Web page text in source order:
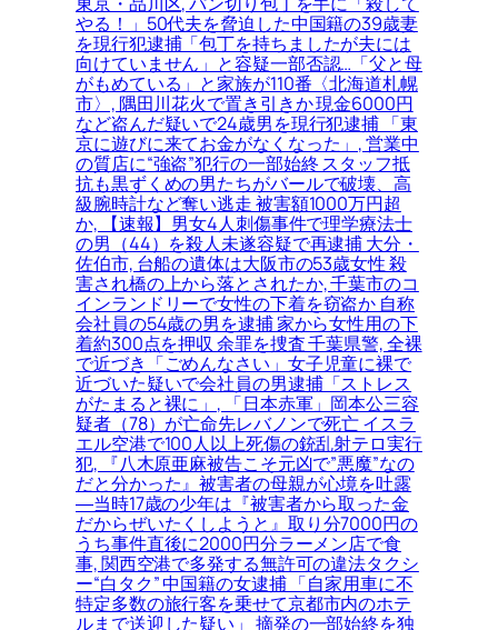
やる！」50代夫を脅迫した中国籍の39歳妻
を現行犯逮捕「包丁を持ちましたが夫には
向けていません」と容疑一部否認…「父と母
がもめている」と家族が110番〈北海道札幌
市〉, 隅田川花火で置き引きか 現金6000円
など盗んだ疑いで24歳男を現行犯逮捕 「東
京に遊びに来てお金がなくなった」, 営業中
の質店に“強盗”犯行の一部始終 スタッフ抵
抗も黒ずくめの男たちがバールで破壊、高
級腕時計など奪い逃走 被害額1000万円超
か, 【速報】男女4人刺傷事件で理学療法士
の男（44）を殺人未遂容疑で再逮捕 大分・
佐伯市, 台船の遺体は大阪市の53歳女性 殺
害され橋の上から落とされたか, 千葉市のコ
インランドリーで女性の下着を窃盗か 自称
会社員の54歳の男を逮捕 家から女性用の下
着約300点を押収 余罪を捜査 千葉県警, 全裸
で近づき「ごめんなさい」女子児童に裸で
近づいた疑いで会社員の男逮捕「ストレス
がたまると裸に」, 「日本赤軍」岡本公三容
疑者（78）が亡命先レバノンで死亡 イスラ
エル空港で100人以上死傷の銃乱射テロ実行
犯, 『八木原亜麻被告こそ元凶で”悪魔”なの
だと分かった』被害者の母親が心境を吐露
―当時17歳の少年は『被害者から取った金
だからぜいたくしようと』取り分7000円の
うち事件直後に2000円分ラーメン店で食
事, 関西空港で多発する無許可の違法タクシ
ー“白タク” 中国籍の女逮捕 「自家用車に不
特定多数の旅行客を乗せて京都市内のホテ
ルまで送迎した疑い」 摘発の一部始終を独